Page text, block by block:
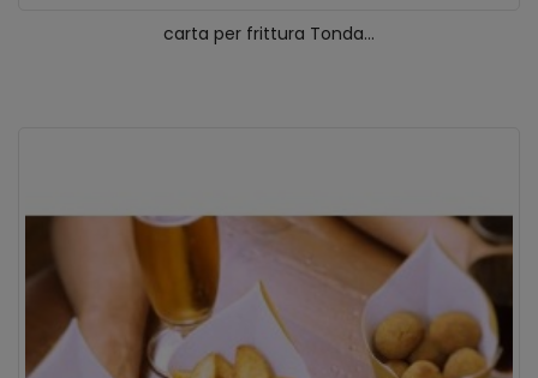
carta per frittura Tonda...